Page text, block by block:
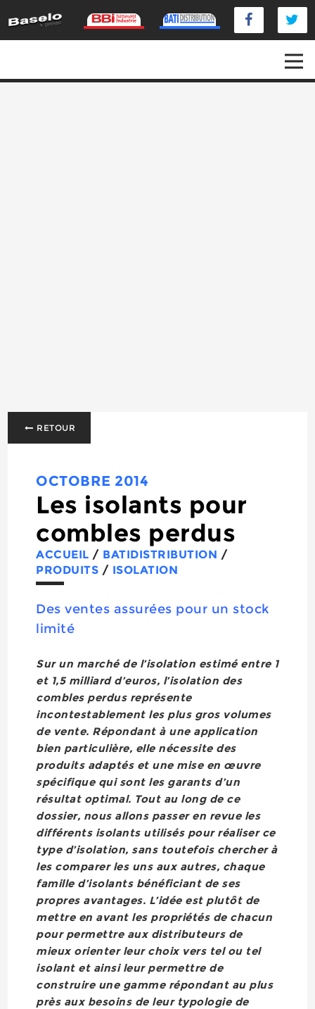
RETOUR
OCTOBRE 2014
Les isolants pour
combles perdus
ACCUEIL / BATIDISTRIBUTION /
PRODUITS / ISOLATION
Des ventes assurées pour un stock
limité
Sur un marché de l’isolation estimé entre 1
et 1,5 milliard d’euros, l’isolation des
combles perdus représente
incontestablement les plus gros volumes
de vente. Répondant à une application
bien particulière, elle nécessite des
produits adaptés et une mise en œuvre
spécifique qui sont les garants d’un
résultat optimal. Tout au long de ce
dossier, nous allons passer en revue les
différents isolants utilisés pour réaliser ce
type d’isolation, sans toutefois chercher à
les comparer les uns aux autres, chaque
famille d’isolants bénéficiant de ses
propres avantages. L’idée est plutôt de
mettre en avant les propriétés de chacun
pour permettre aux distributeurs de
mieux orienter leur choix vers tel ou tel
isolant et ainsi leur permettre de
construire une gamme répondant au plus
près aux besoins de leur typologie de